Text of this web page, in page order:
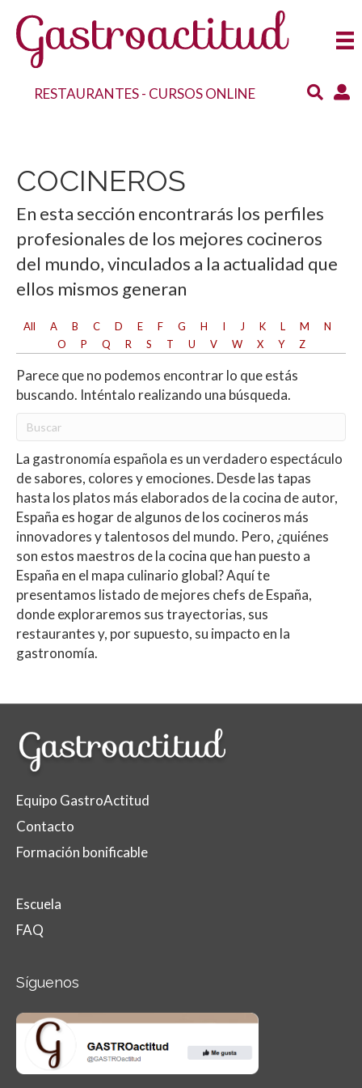
RESTAURANTES- CURSOS ONLINE
COCINEROS
En esta sección encontrarás los perfiles
profesionales de los mejores cocineros
del mundo, vinculados a la actualidad que
ellos mismos generan
All A B C D E F G H I J K L M
N
O
P Q R S T U V W X Y Z
Parece que no podemos encontrar lo que estás
buscando. Inténtalo realizando una búsqueda.
La gastronomía española es un verdadero espectáculo
de sabores, colores y emociones. Desde las tapas
hasta los platos más elaborados de la cocina de autor,
España es hogar de algunos de los cocineros más
innovadores y talentosos del mundo. Pero, ¿quiénes
son estos maestros de la cocina que han puesto a
España en el mapa culinario global? Aquí te
presentamos listado de mejores chefs de España,
donde exploraremos sus trayectorias, sus
restaurantes y, por supuesto, su impacto en la
gastronomía.
Equipo GastroActitud
Contacto
Formación bonificable
Escuela
FAQ
Síguenos